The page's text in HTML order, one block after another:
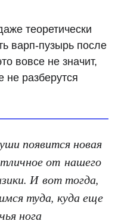
теоретически
варп-пузырь после
вовсе не значит,
не разберутся
появится новая
от нашего
И вот тогда,
туда, куда еще
нога